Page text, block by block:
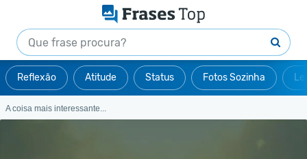
Reflexão Atitude Status Fotos Sozinha
A coisa mais interessante...